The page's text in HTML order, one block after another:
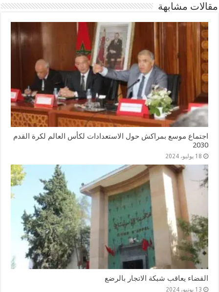
مقالات مشابهة
اجتماع موسع بمراكش حول الاستعدادات لكأس العالم لكرة القدم
2030
18 يوليو، 2024
القضاء يعاقب شبكة الاتجار بالرضع
13 يونيو، 2024